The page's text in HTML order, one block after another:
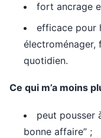
fort ancrage
efficace pour
quotidien.
Ce qui m’a moins
peut pousser
bonne affaire” ;